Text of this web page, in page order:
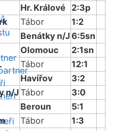
Hr. Králové
2:3p
Tábor
1:2
Benátky n/J6:5sn
Olomouc
2:1sn
Tábor
12:1
Havířov
3:2
n/JTábor
3:0
Beroun
5:1
Tábor
1:3